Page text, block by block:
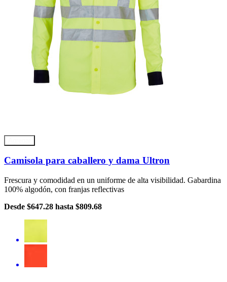
Camisola para caballero y dama Ultron
Frescura y comodidad en un uniforme de alta visibilidad. Gabardina
100% algodón, con franjas reflectivas
Desde $647.28 hasta $809.68